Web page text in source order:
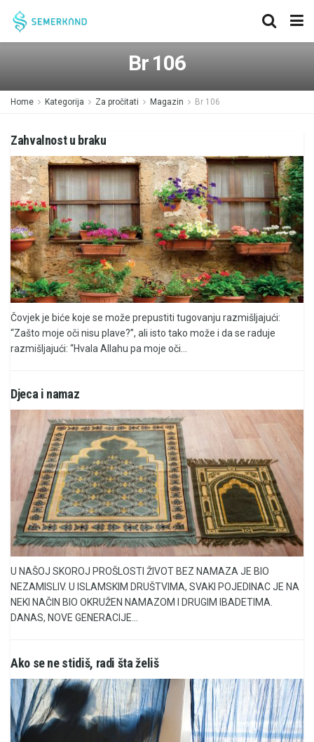
Br 106
Home Kategorija Za pročitati Magazin Br 106
Zahvalnost u braku
Čovjek je biće koje se može prepustiti tugovanju razmišljajući:
“Zašto moje oči nisu plave?”, ali isto tako može i da se raduje
razmišljajući: “Hvala Allahu pa moje oči...
Djeca i namaz
U NAŠOJ SKOROJ PROŠLOSTI ŽIVOT BEZ NAMAZA JE BIO
NEZAMISLIV. U ISLAMSKIM DRUŠTVIMA, SVAKI POJEDINAC JE NA
NEKI NAČIN BIO OKRUŽEN NAMAZOM I DRUGIM IBADETIMA.
DANAS, NOVE GENERACIJE...
Ako se ne stidiš, radi šta želiš